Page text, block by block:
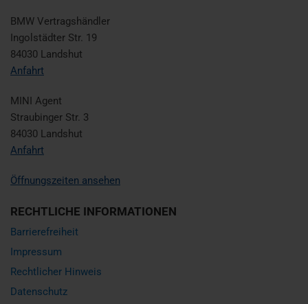
BMW Vertragshändler
Ingolstädter Str. 19
84030 Landshut
Anfahrt
MINI Agent
Straubinger Str. 3
84030 Landshut
Anfahrt
Öffnungszeiten ansehen
RECHTLICHE INFORMATIONEN
Barrierefreiheit
Impressum
Rechtlicher Hinweis
Datenschutz